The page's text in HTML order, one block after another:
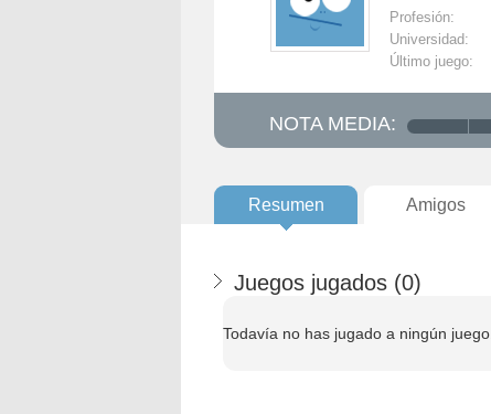
Profesión:
Universidad:
Último juego:
NOTA MEDIA:
Resumen Amigos
Juegos jugados (0)
Todavía no has jugado a ningún juego.